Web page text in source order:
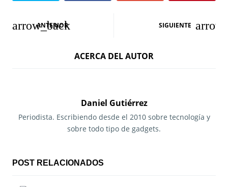
N
a
i
ANTERIOR SIGUIENTE
ACERCA DEL AUTOR
Daniel Gutiérrez
Periodista. Escribiendo desde el 2010 sobre tecnología y
sobre todo tipo de gadgets.
POST RELACIONADOS